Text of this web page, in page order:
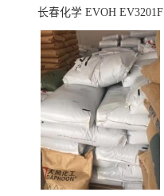
长春化学 EVOH EV3201F